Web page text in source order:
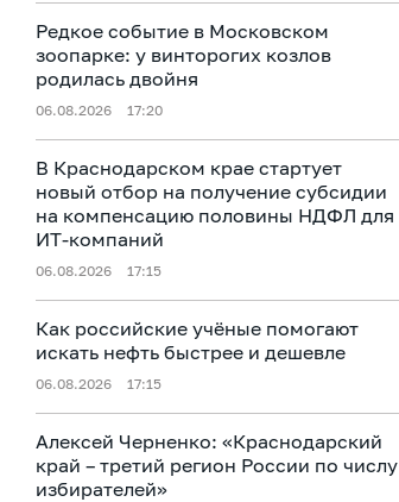
Редкое событие в Московском
зоопарке: у винторогих козлов
родилась двойня
06.08.2026 17:20
В Краснодарском крае стартует
новый отбор на получение субсидии
на компенсацию половины НДФЛ для
ИT-компаний
06.08.2026 17:15
Как российские учёные помогают
искать нефть быстрее и дешевле
06.08.2026 17:15
Алексей Черненко: «Краснодарский
край – третий регион России по числу
избирателей»